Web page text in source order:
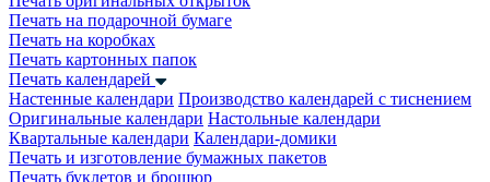
Печать на подарочной бумаге
Печать на коробках
Печать картонных папок
Печать календарей
Настенные календари Производство календарей с тиснением
Оригинальные календари Настольные календари
Квартальные календари Календари-домики
Печать и изготовление бумажных пакетов
Печать буклетов и брошюр